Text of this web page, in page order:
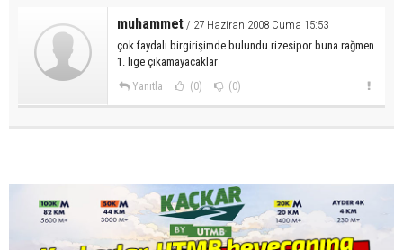
muhammet / 27 Haziran 2008 Cuma 15:53
çok faydalı birgirişimde bulundu rizesipor buna rağmen
1. lige çıkamayacaklar
Yanıtla (0) (0)